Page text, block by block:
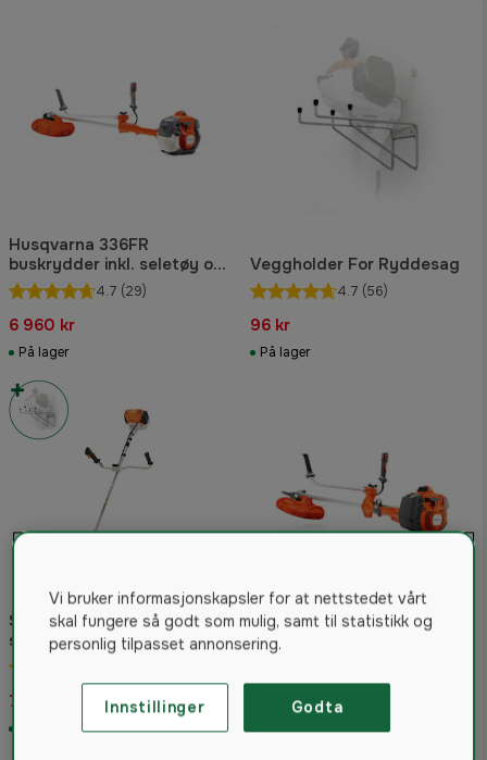
Husqvarna 336FR
buskrydder inkl. seletøy og
tre skjæresett
4.7 (29)
6 960 kr
På lager
Veggholder For Ryddesag
4.7 (56)
96 kr
På lager
Stihl FS 131 buskrydder inkl.
seletøy og tre skjæresett
7 490 kr
Husqvarna 545Fr
Skogsryddesag
13 082 kr
På lager
Vi bruker informasjonskapsler for at nettstedet vårt
skal fungere så godt som mulig, samt til statistikk og
personlig tilpasset annonsering.
Innstillinger Godta